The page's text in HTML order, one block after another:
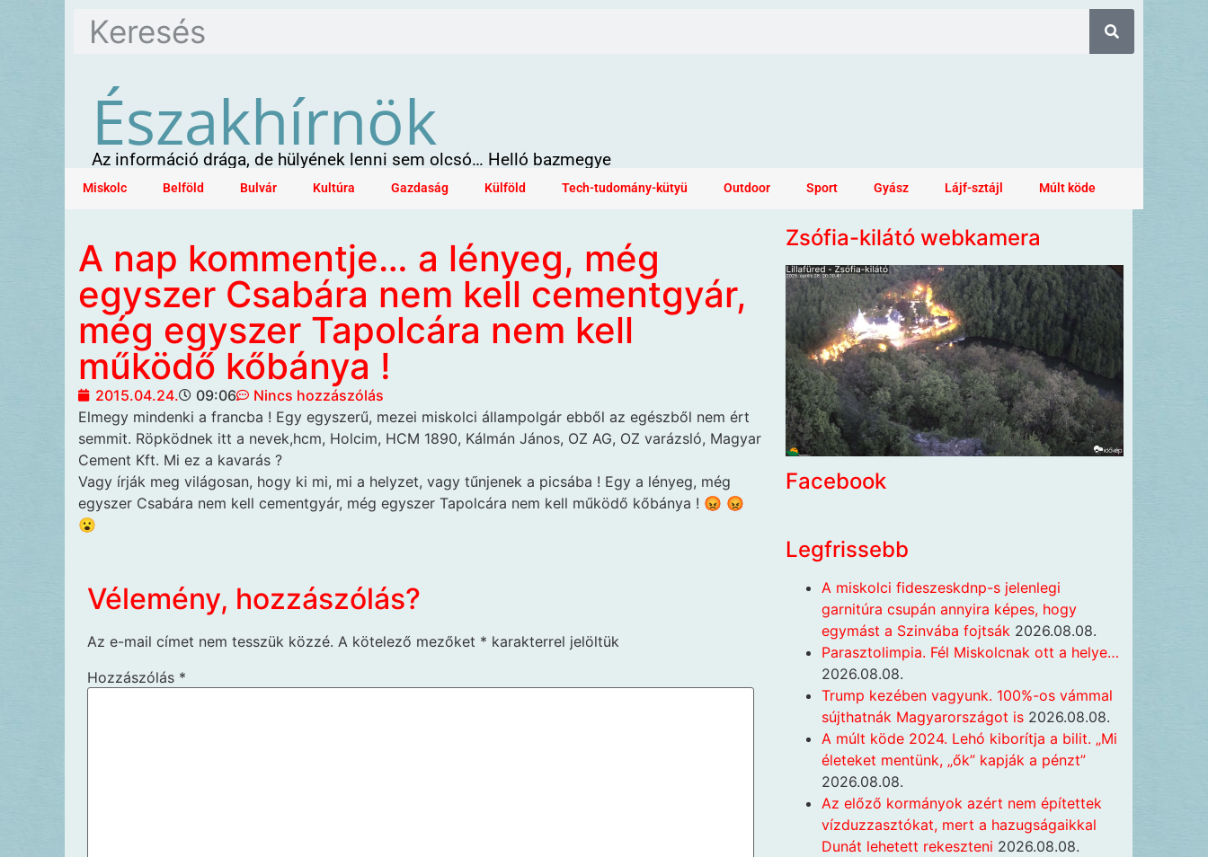
Északhírnök
Az információ drága, de hülyének lenni sem olcsó… Helló bazmegye
Miskolc Belföld Bulvár Kultúra Gazdaság Külföld Tech-tudomány-kütyü Outdoor Sport Gyász Lájf-sztájl Múlt köde
A nap kommentje… a lényeg, még
egyszer Csabára nem kell cementgyár,
még egyszer Tapolcára nem kell
működő kőbánya !
2015.04.24. 09:06
Nincs hozzászólás
Elmegy mindenki a francba ! Egy egyszerű, mezei miskolci állampolgár ebből az egészből nem ért
semmit. Röpködnek itt a nevek,hcm, Holcim, HCM 1890, Kálmán János, OZ AG, OZ varázsló, Magyar
Cement Kft. Mi ez a kavarás ?
Vagy írják meg világosan, hogy ki mi, mi a helyzet, vagy tűnjenek a picsába ! Egy a lényeg, még
egyszer Csabára nem kell cementgyár, még egyszer Tapolcára nem kell működő kőbánya ! 😡 😡
😮
Vélemény, hozzászólás?
Az e-mail címet nem tesszük közzé. A kötelező mezőket * karakterrel jelöltük
Hozzászólás *
Zsófia-kilátó webkamera
Facebook
Legfrissebb
A miskolci fideszeskdnp-s jelenlegi
garnitúra csupán annyira képes, hogy
egymást a Szinvába fojtsák 2026.08.08.
Parasztolimpia. Fél Miskolcnak ott a helye…
2026.08.08.
Trump kezében vagyunk. 100%-os vámmal
sújthatnák Magyarországot is 2026.08.08.
A múlt köde 2024. Lehó kiborítja a bilit. „Mi
életeket mentünk, „ők” kapják a pénzt”
2026.08.08.
Az előző kormányok azért nem építettek
vízduzzasztókat, mert a hazugságaikkal
Dunát lehetett rekeszteni 2026.08.08.